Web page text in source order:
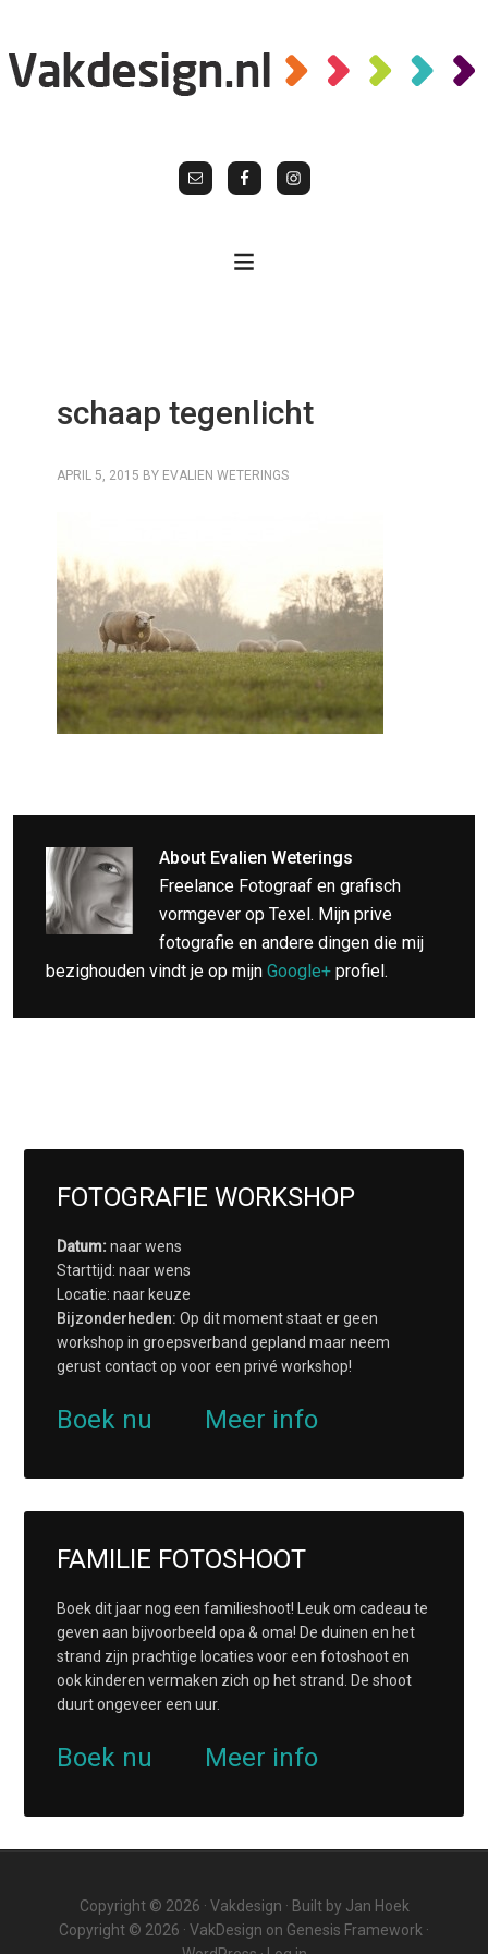
schaap tegenlicht
APRIL 5, 2015 BY EVALIEN WETERINGS
About Evalien Weterings
Freelance Fotograaf en grafisch
vormgever op Texel. Mijn prive
fotografie en andere dingen die mij
bezighouden vindt je op mijnGoogle+ profiel.
FOTOGRAFIE WORKSHOP
Datum:naar wens
Starttijd: naar wens
Locatie: naar keuze
Bijzonderheden: Op dit moment staat er geen
workshop in groepsverband gepland maar neem
gerust contact op voor een privé workshop!
Boek nu Meer info
FAMILIE FOTOSHOOT
Boek dit jaar nog een familieshoot! Leuk om cadeau te
geven aan bijvoorbeeld opa & oma! De duinen en het
strand zijn prachtige locaties voor een fotoshoot en
ook kinderen vermaken zich op het strand. De shoot
duurt ongeveer een uur.
Boek nu Meer info
Copyright © 2026 · Vakdesign · Built by Jan Hoek
Copyright © 2026 · VakDesign on Genesis Framework ·